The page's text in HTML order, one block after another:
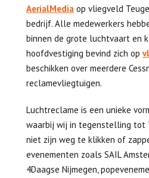
AerialMedia op vliegveld
bedrijf. Alle medewerkers
binnen de grote luchtvaart en
hoofdvestiging bevind zich op
beschikken over meerdere
reclamevliegtuigen.
Luchtreclame is een unieke
waarbij wij in tegenstelling tot
niet zijn weg te klikken of
evenementen zoals SAIL
4Daagse Nijmegen,